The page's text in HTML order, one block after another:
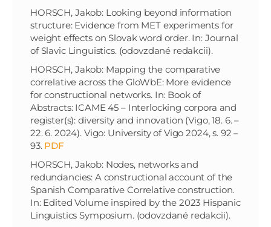
HORSCH, Jakob: Looking beyond information
structure: Evidence from MET experiments for
weight effects on Slovak word order. In: Journal
of Slavic Linguistics. (odovzdané redakcii).
HORSCH, Jakob: Mapping the comparative
correlative across the GloWbE: More evidence
for constructional networks. In: Book of
Abstracts: ICAME 45 – Interlocking corpora and
register(s): diversity and innovation (Vigo, 18. 6. –
22. 6. 2024). Vigo: University of Vigo 2024, s. 92 –
93. PDF
HORSCH, Jakob: Nodes, networks and
redundancies: A constructional account of the
Spanish Comparative Correlative construction.
In: Edited Volume inspired by the 2023 Hispanic
Linguistics Symposium. (odovzdané redakcii).